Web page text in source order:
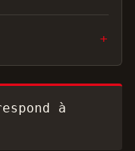
à